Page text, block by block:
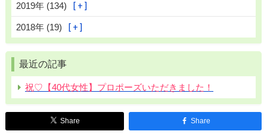
2019年 (134)
2018年 (19)
最近の記事
祝♡【40代女性】プロポーズいただきました！
Share Share